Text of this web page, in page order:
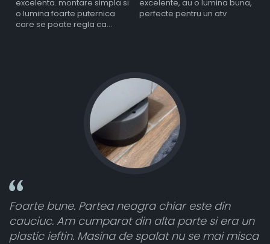
excelenta. montare simpla si
o lumina foarte puternica
care se poate regla ca
excelente, au o lumina buna,
perfecte pentru un atv
este din
si era un
se mai misca
Toate sunt foarte luminoase și
atât de bine în curtea din spate.
cele 8 bucati dar una nu a